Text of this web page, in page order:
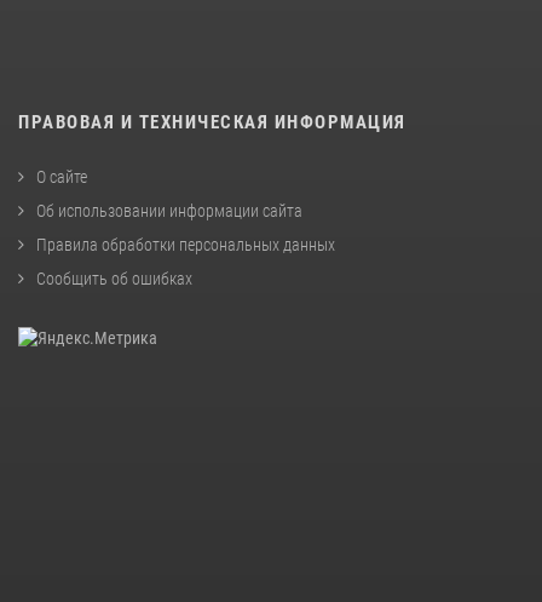
ПРАВОВАЯ И ТЕХНИЧЕСКАЯ ИНФОРМАЦИЯ
О сайте
Об использовании информации сайта
Правила обработки персональных данных
Сообщить об ошибках